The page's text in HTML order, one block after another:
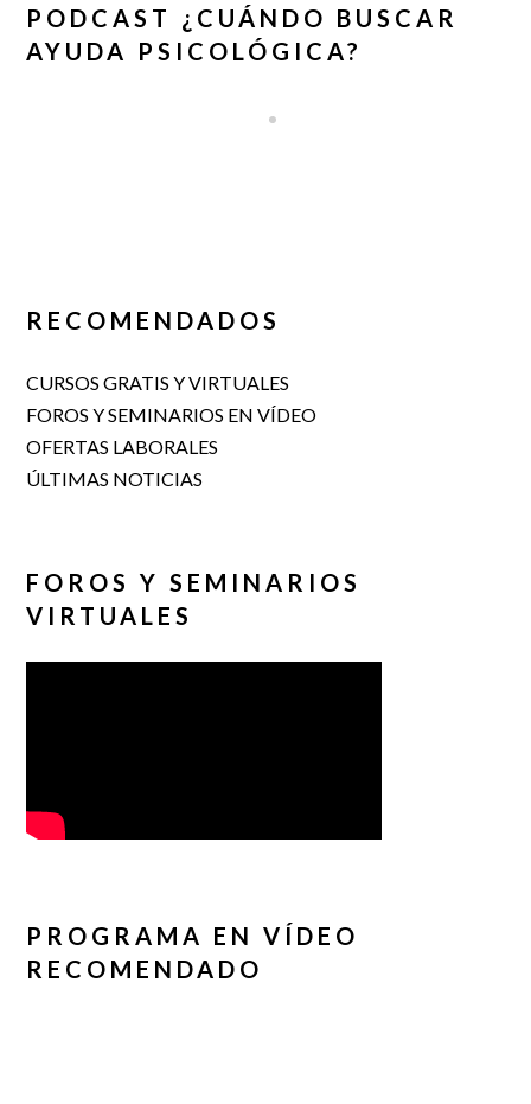
PODCAST ¿CUÁNDO BUSCAR
AYUDA PSICOLÓGICA?
RECOMENDADOS
CURSOS GRATIS Y VIRTUALES
FOROS Y SEMINARIOS EN VÍDEO
OFERTAS LABORALES
ÚLTIMAS NOTICIAS
FOROS Y SEMINARIOS
VIRTUALES
PROGRAMA EN VÍDEO
RECOMENDADO